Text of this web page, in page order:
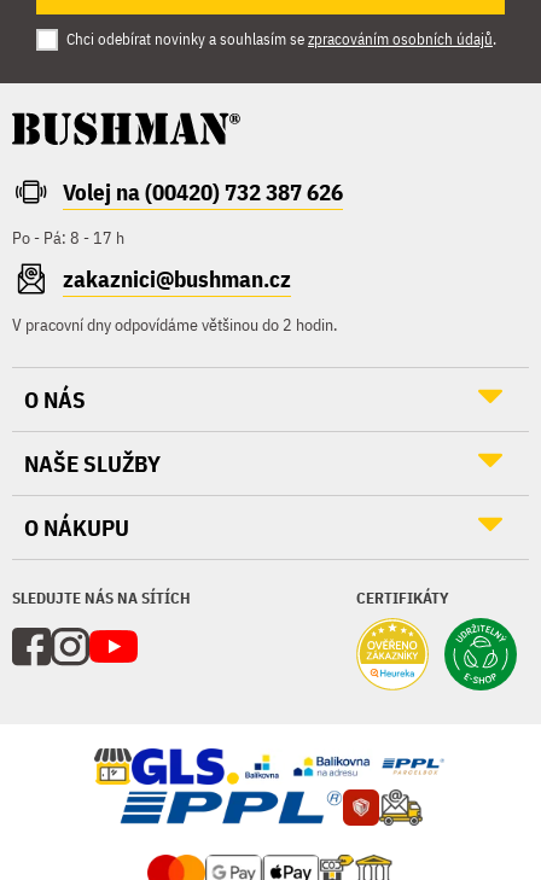
Chci odebírat novinky a souhlasím sezpracováním osobních údajů.
Volej na (00420) 732 387 626
Po - Pá: 8 - 17 h
zakaznici@bushman.cz
V pracovní dny odpovídáme většinou do 2 hodin.
SLEDUJTE NÁS NA SÍTÍCH CERTIFIKÁTY
O NÁS
NAŠE SLUŽBY
O NÁKUPU